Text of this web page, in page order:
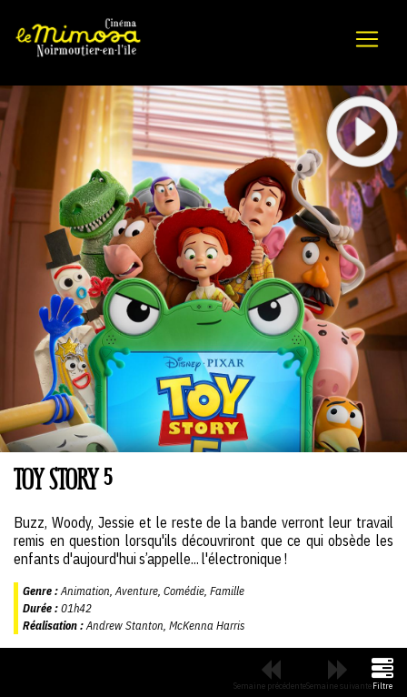
TOY STORY 5
Buzz, Woody, Jessie et le reste de la bande verront leur travail
remis en question lorsqu'ils découvriront que ce qui obsède les
enfants d'aujourd'hui s’appelle... l'électronique !
Genre :Animation, Aventure, Comédie, Famille
Durée :01h42
Réalisation :Andrew Stanton, McKenna Harris
Semaine précédenteSemaine suivanteFiltre